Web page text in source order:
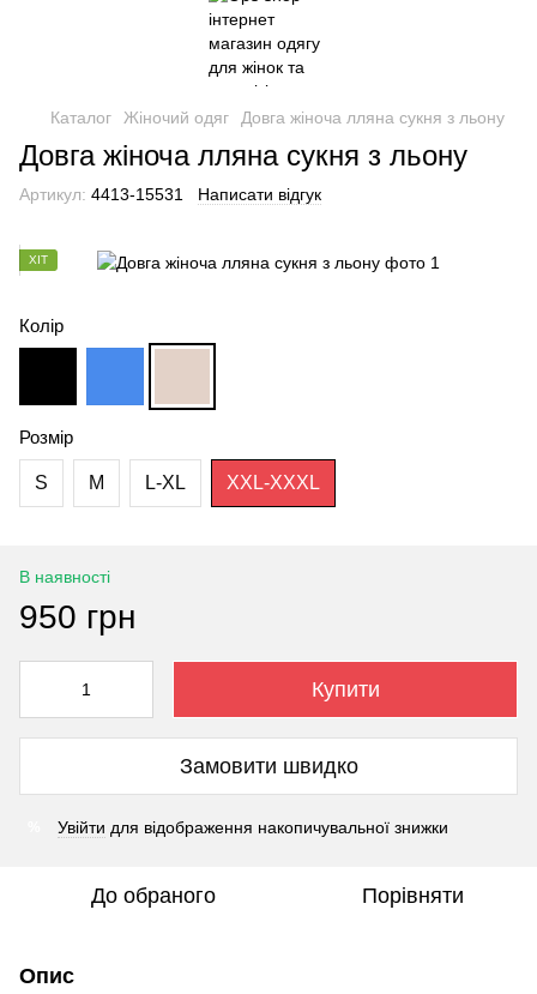
Каталог Жіночий одяг Довга жіноча лляна сукня з льону
Довга жіноча лляна сукня з льону
Артикул: 4413-15531 Написати відгук
ХІТ
Колір
Розмір
S M L-XL XXL-XXXL
В наявності
950 грн
Купити
Замовити швидко
Увійти для відображення накопичувальної знижки
До обраного Порівняти
Опис